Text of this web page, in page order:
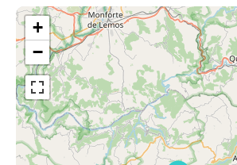
+
−